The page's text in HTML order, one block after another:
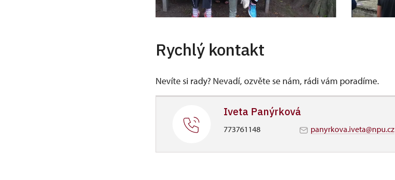
Rychlý kontakt
Nevíte si rady? Nevadí, ozvěte se nám, rádi vám poradíme.
Iveta Panýrková
773761148 panyrkova.iveta@npu.cz